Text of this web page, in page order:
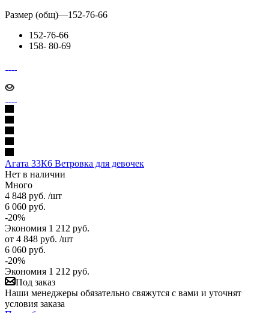
Размер (общ)—152-76-66
152-76-66
158- 80-69
Агата 33К6 Ветровка для девочек
Нет в наличии
Много
4 848 руб. /шт
6 060 руб.
-20%
Экономия 1 212 руб.
от 4 848 руб. /шт
6 060 руб.
-20%
Экономия 1 212 руб.
Под заказ
Наши менеджеры обязательно свяжутся с вами и уточнят
условия заказа